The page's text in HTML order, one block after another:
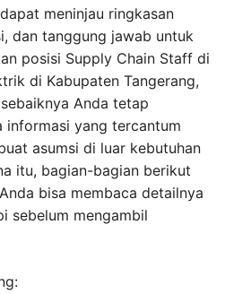
meninjau ringkasan
dan tanggung jawab untuk
posisi Supply Chain Staff di
di Kabupaten Tangerang,
Anda tetap
informasi yang tercantum
asumsi di luar kebutuhan
itu, bagian-bagian berikut
bisa membaca detailnya
sebelum mengambil